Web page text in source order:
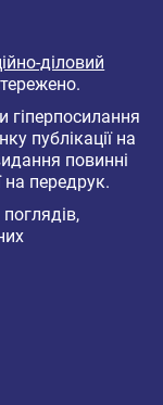
діловий
гіперпосилання
публікації на
повинні
на передрук.